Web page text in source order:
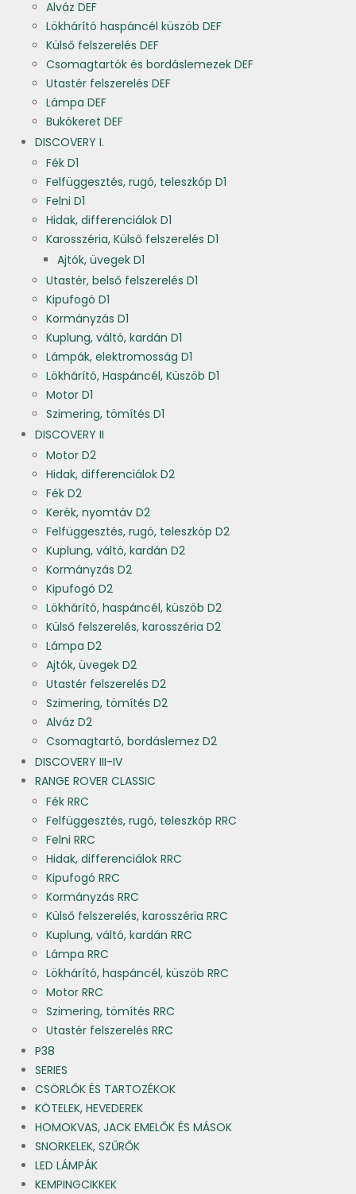
Alváz DEF
Lökhárító haspáncél küszöb DEF
Külső felszerelés DEF
Csomagtartók és bordáslemezek DEF
Utastér felszerelés DEF
Lámpa DEF
Bukókeret DEF
DISCOVERY I.
Fék D1
Felfüggesztés, rugó, teleszkóp D1
Felni D1
Hidak, differenciálok D1
Karosszéria, Külső felszerelés D1
Ajtók, üvegek D1
Utastér, belső felszerelés D1
Kipufogó D1
Kormányzás D1
Kuplung, váltó, kardán D1
Lámpák, elektromosság D1
Lökhárító, Haspáncél, Küszöb D1
Motor D1
Szimering, tömítés D1
DISCOVERY II
Motor D2
Hidak, differenciálok D2
Fék D2
Kerék, nyomtáv D2
Felfüggesztés, rugó, teleszkóp D2
Kuplung, váltó, kardán D2
Kormányzás D2
Kipufogó D2
Lökhárító, haspáncél, küszöb D2
Külső felszerelés, karosszéria D2
Lámpa D2
Ajtók, üvegek D2
Utastér felszerelés D2
Szimering, tömítés D2
Alváz D2
Csomagtartó, bordáslemez D2
DISCOVERY III-IV
RANGE ROVER CLASSIC
Fék RRC
Felfüggesztés, rugó, teleszkóp RRC
Felni RRC
Hidak, differenciálok RRC
Kipufogó RRC
Kormányzás RRC
Külső felszerelés, karosszéria RRC
Kuplung, váltó, kardán RRC
Lámpa RRC
Lökhárító, haspáncél, küszöb RRC
Motor RRC
Szimering, tömítés RRC
Utastér felszerelés RRC
P38
SERIES
CSÖRLŐK ÉS TARTOZÉKOK
KÖTELEK, HEVEDEREK
HOMOKVAS, JACK EMELŐK ÉS MÁSOK
SNORKELEK, SZŰRŐK
LED LÁMPÁK
KEMPINGCIKKEK